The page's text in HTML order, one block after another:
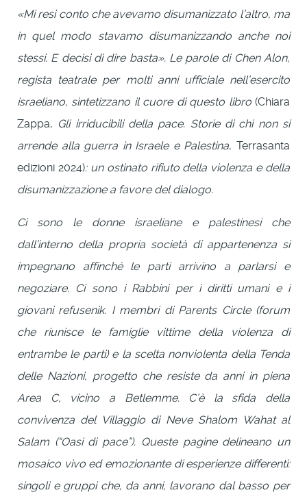
«Mi resi conto che avevamo disumanizzato l’altro, ma
in quel modo stavamo disumanizzando anche noi
stessi. E decisi di dire basta». Le parole di Chen Alon,
regista teatrale per molti anni ufficiale nell’esercito
israeliano, sintetizzano il cuore di questo libro (Chiara
Zappa, Gli irriducibili della pace. Storie di chi non si
arrende alla guerra in Israele e Palestina, Terrasanta
edizioni 2024): un ostinato rifiuto della violenza e della
disumanizzazione a favore del dialogo.
Ci sono le donne israeliane e palestinesi che
dall’interno della propria società di appartenenza si
impegnano affinché le parti arrivino a parlarsi e
negoziare. Ci sono i Rabbini per i diritti umani e i
giovani refusenik. I membri di Parents Circle (forum
che riunisce le famiglie vittime della violenza di
entrambe le parti) e la scelta nonviolenta della Tenda
delle Nazioni, progetto che resiste da anni in piena
Area C, vicino a Betlemme. C’è la sfida della
convivenza del Villaggio di Neve Shalom Wahat al
Salam (“Oasi di pace”). Queste pagine delineano un
mosaico vivo ed emozionante di esperienze differenti:
singoli e gruppi che, da anni, lavorano dal basso per